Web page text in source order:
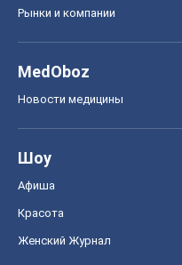
Рынки и компании
MedOboz
Новости медицины
Шоу
Афиша
Красота
Женский Журнал